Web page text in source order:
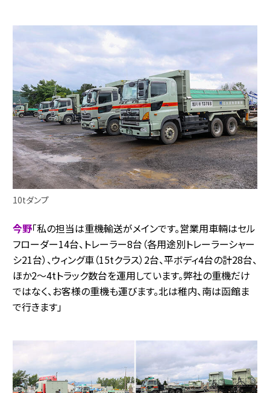
10tダンプ
今野「私の担当は重機輸送がメインです。営業用車輛はセル
フローダー14台、トレーラー8台（各用途別トレーラーシャー
シ21台）、ウィング車（15tクラス）2台、平ボディ4台の計28台、
ほか2～4tトラック数台を運用しています。弊社の重機だけ
ではなく、お客様の重機も運びます。北は稚内、南は函館ま
で行きます」